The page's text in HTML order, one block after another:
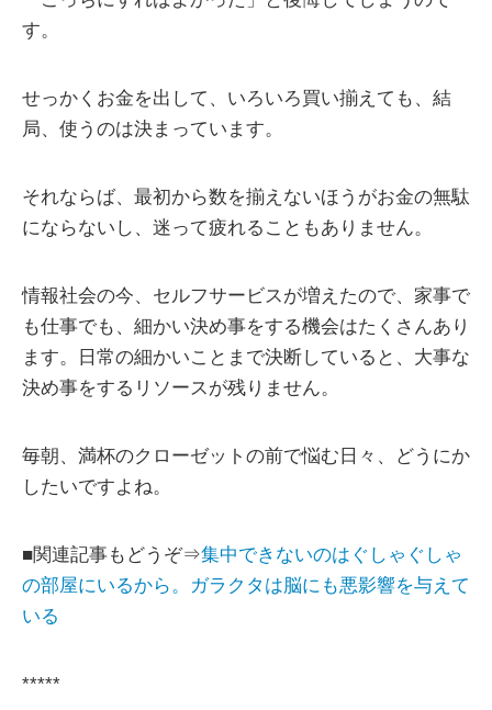
す。
せっかくお金を出して、いろいろ買い揃えても、結
局、使うのは決まっています。
それならば、最初から数を揃えないほうがお金の無駄
にならないし、迷って疲れることもありません。
情報社会の今、セルフサービスが増えたので、家事で
も仕事でも、細かい決め事をする機会はたくさんあり
ます。日常の細かいことまで決断していると、大事な
決め事をするリソースが残りません。
毎朝、満杯のクローゼットの前で悩む日々、どうにか
したいですよね。
■関連記事もどうぞ⇒集中できないのはぐしゃぐしゃ
の部屋にいるから。ガラクタは脳にも悪影響を与えて
いる
*****